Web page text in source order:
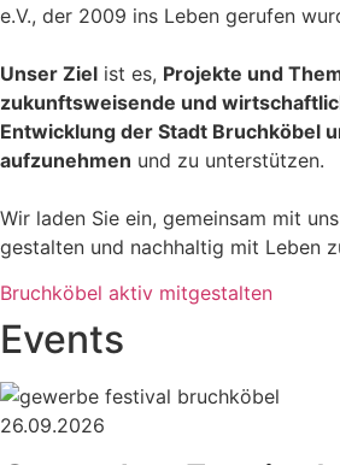
e.V., der 2009 ins Leben gerufen
Unser Ziel ist es, Projekte und
zukunftsweisende und
Entwicklung der Stadt Bruchköbel
aufzunehmen und zu unterstützen.
Wir laden Sie ein, gemeinsam mit
gestalten und nachhaltig mit Leben
Bruchköbel aktiv mitgestalten
Events
26.09.2026